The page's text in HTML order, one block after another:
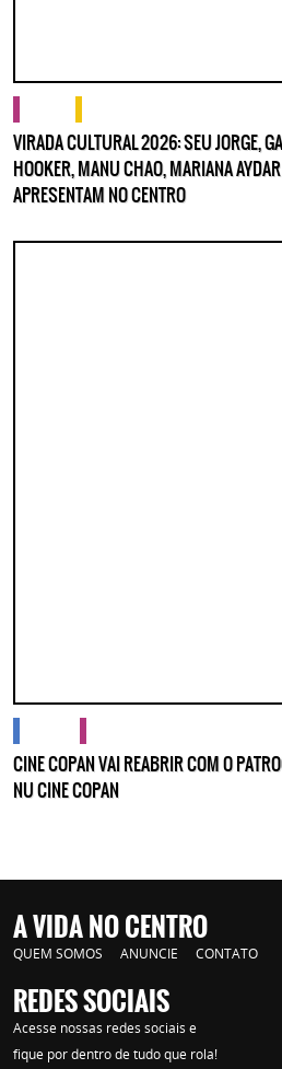
VIRADA CULTURAL 2026: SEU JORGE,
HOOKER, MANU CHAO, MARIANA
APRESENTAM NO CENTRO
CINE COPAN VAI REABRIR COM O
NU CINE COPAN
A VIDA NO CENTRO
QUEM SOMOS ANUNCIE CONTATO
REDES SOCIAIS
Acesse nossas redes sociais e
fique por dentro de tudo que rola!